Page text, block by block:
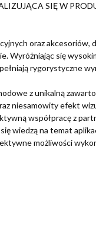
SIĘ W
oraz akcesoriów,
Wyróżniając się
rygorystyczne
z unikalną
niesamowity efekt
współpracę z
wiedzą na temat
możliwości